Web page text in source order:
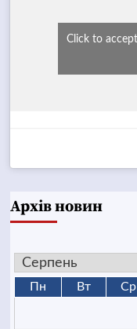
Click to
Архів новин
Пн Вт Ср